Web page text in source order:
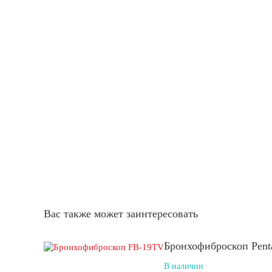
Вас также может заинтересовать
Бронхофиброскоп
В наличии